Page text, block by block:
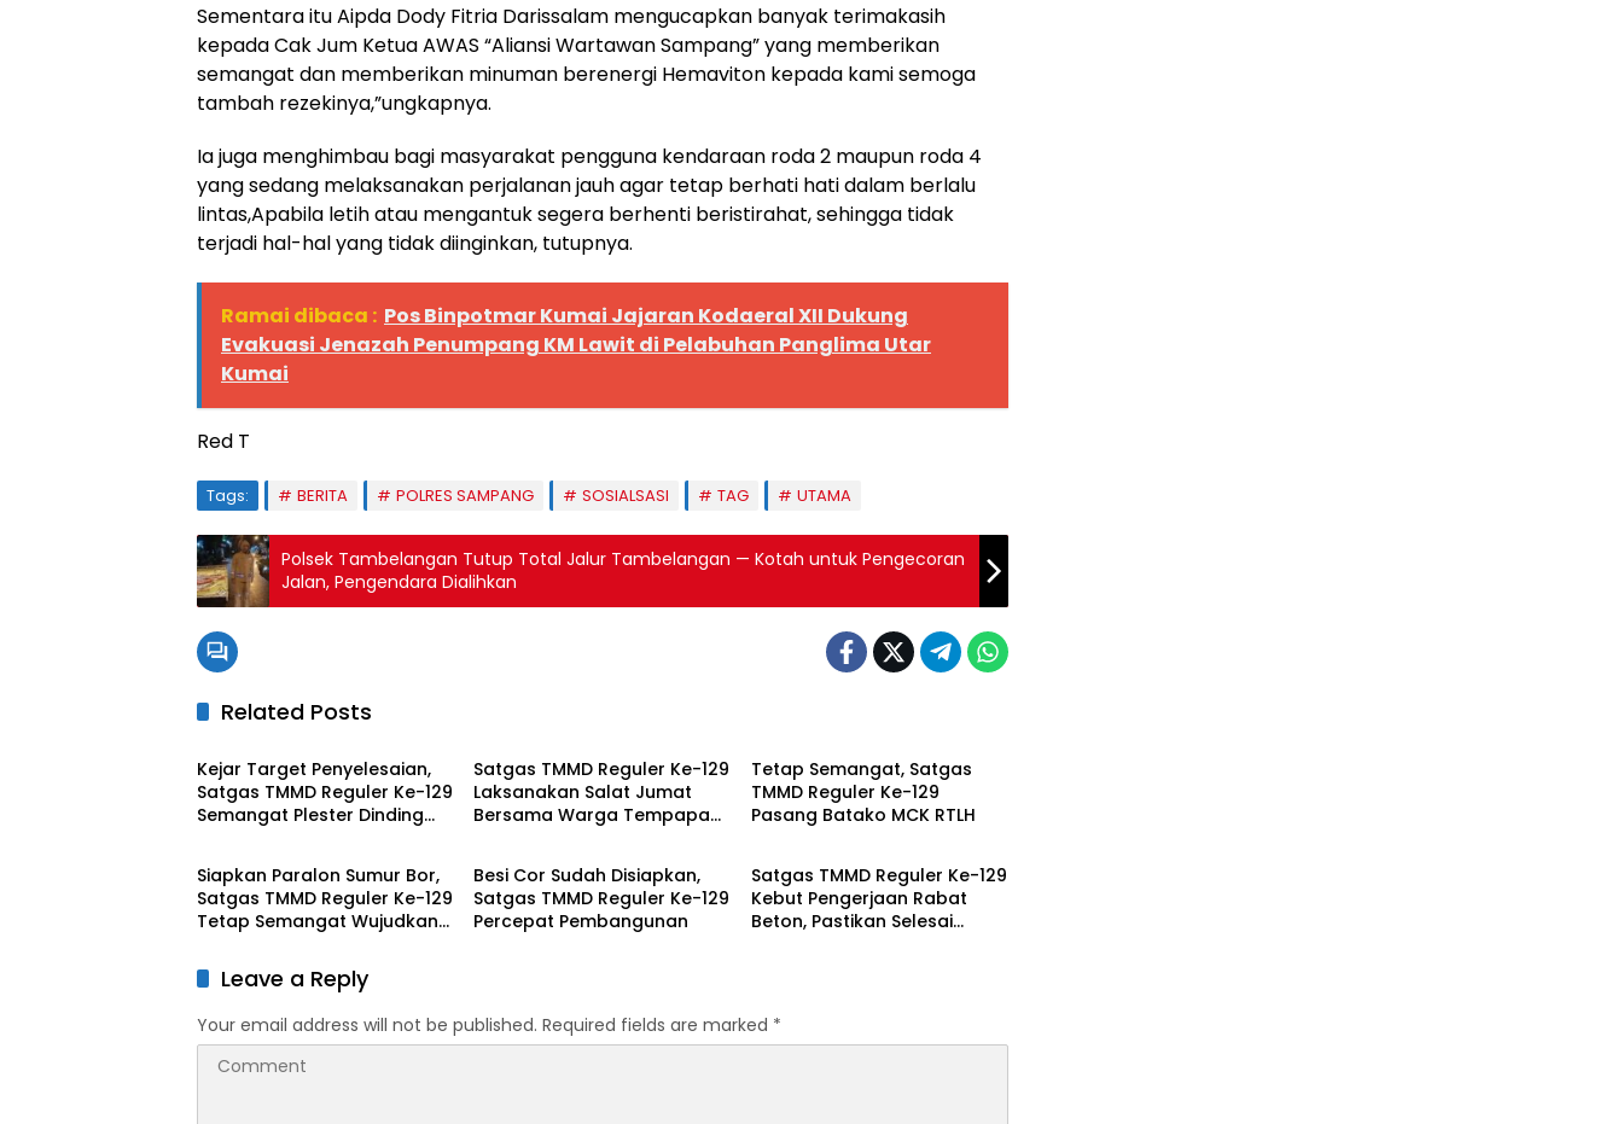
Sementara itu Aipda Dody Fitria Darissalam mengucapkan banyak terimakasih
kepada Cak Jum Ketua AWAS “Aliansi Wartawan Sampang” yang memberikan
semangat dan memberikan minuman berenergi Hemaviton kepada kami semoga
tambah rezekinya,”ungkapnya.
Ia juga menghimbau bagi masyarakat pengguna kendaraan roda 2 maupun roda 4
yang sedang melaksanakan perjalanan jauh agar tetap berhati hati dalam berlalu
lintas,Apabila letih atau mengantuk segera berhenti beristirahat, sehingga tidak
terjadi hal-hal yang tidak diinginkan, tutupnya.
Ramai dibaca : Pos Binpotmar Kumai Jajaran Kodaeral XII Dukung
Evakuasi Jenazah Penumpang KM Lawit di Pelabuhan Panglima Utar
Kumai
Red T
Tags: BERITA POLRES SAMPANG SOSIALSASI TAG UTAMA
Polsek Tambelangan Tutup Total Jalur Tambelangan — Kotah untuk Pengecoran
Jalan, Pengendara Dialihkan
Related Posts
BERITA UTAMA
Kejar Target Penyelesaian,
Satgas TMMD Reguler Ke-129
Semangat Plester Dinding
Satgas TMMD Reguler Ke-129
Laksanakan Salat Jumat
Bersama Warga Tempapan
Tetap Semangat, Satgas
TMMD Reguler Ke-129
Pasang Batako MCK RTLH
BERITA UTAMA
Siapkan Paralon Sumur Bor,
Satgas TMMD Reguler Ke-129
Tetap Semangat Wujudkan
BERITA UTAMA
Besi Cor Sudah Disiapkan,
Satgas TMMD Reguler Ke-129
Percepat Pembangunan
BERITA UTAMA
Satgas TMMD Reguler Ke-129
Kebut Pengerjaan Rabat
Beton, Pastikan Selesai
Leave a Reply
Your email address will not be published. Required fields are marked *